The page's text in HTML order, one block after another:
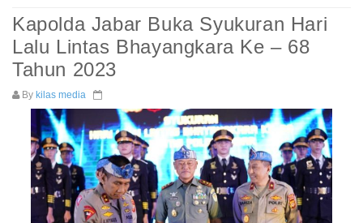
Kapolda Jabar Buka Syukuran Hari
Lalu Lintas Bhayangkara Ke – 68
Tahun 2023
By kilas media